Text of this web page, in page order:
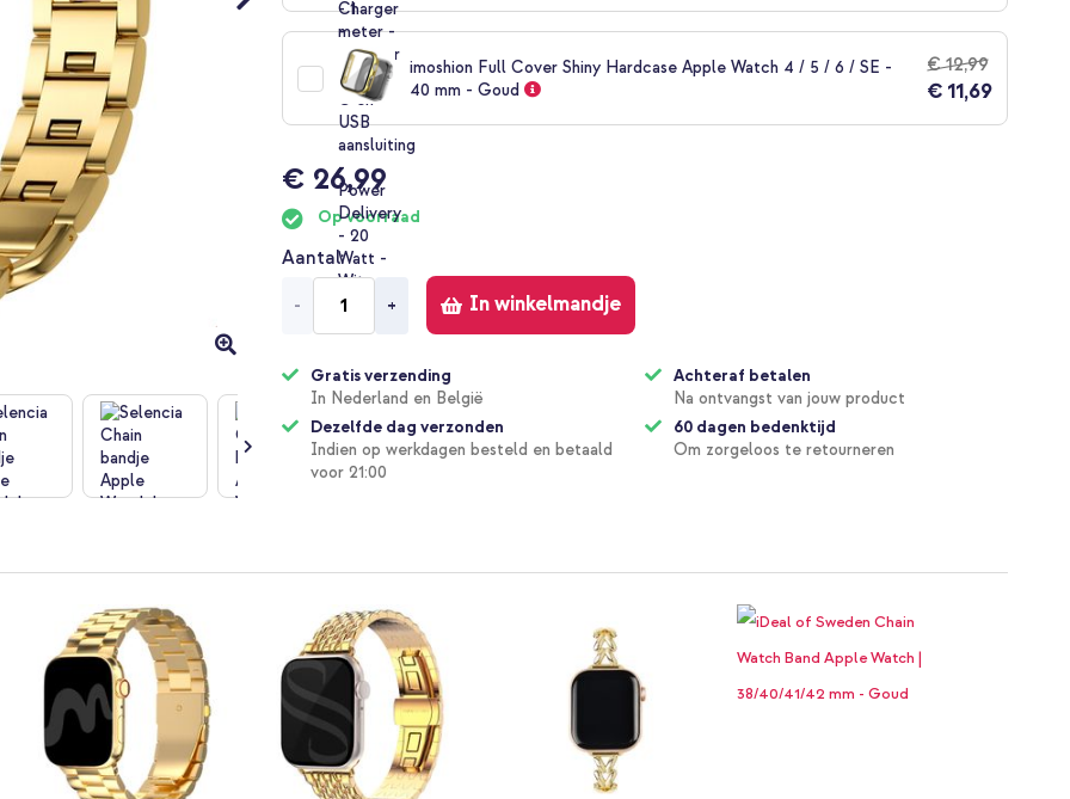
imoshion Full Cover Shiny Hardcase Apple Watch 4 / 5 / 6 / SE -
40 mm - Goud
€ 12,99
€ 11,69
€ 26,99
Op voorraad
Aantal
- + In winkelmandje
Gratis verzending
In Nederland en België
Dezelfde dag verzonden
Indien op werkdagen besteld en betaald
voor 21:00
Achteraf betalen
Na ontvangst van jouw product
60 dagen bedenktijd
Om zorgeloos te retourneren